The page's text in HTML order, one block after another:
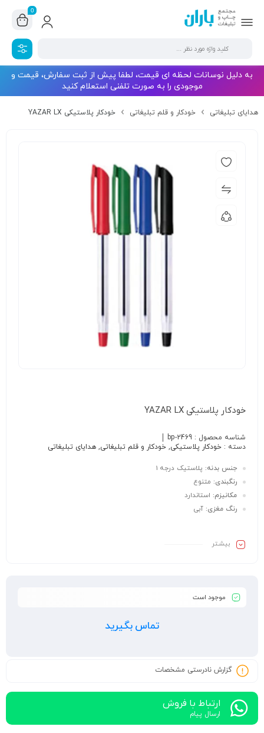
0
به دلیل نوسانات لحظه ای قیمت، لطفا پیش از ثبت سفارش، قیمت و
موجودی را به صورت تلفنی استعلام کنید
هدایای تبلیغاتی خودکار و قلم تبلیغاتی خودکار پلاستیکی YAZAR LX
خودکار پلاستیکی YAZAR LX
شناسه محصول : bp-2469
دسته : خودکار پلاستیکی, خودکار و قلم تبلیغاتی, هدایای تبلیغاتی
جنس بدنه: پلاستیک درجه 1
رنگبندی: متنوع
مکانیزم: استاندارد
رنگ مغزی: آبی
بیشـتر
موجود است
تماس بگیرید
گزارش نادرستی مشخصات
ارتباط با فروش
ارسال پیام